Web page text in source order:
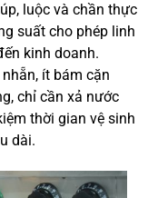
luộc và chần thực
suất cho phép linh
kinh doanh.
ít bám cặn
chỉ cần xả nước
thời gian vệ sinh
dài.